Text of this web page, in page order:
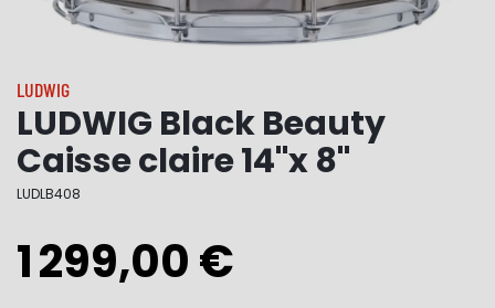
LUDWIG
LUDWIG Black Beauty
Caisse claire 14"x 8"
LUDLB408
1 299,00 €